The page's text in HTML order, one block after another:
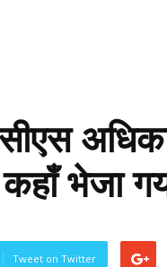
भेजा
Tweet on Twitter